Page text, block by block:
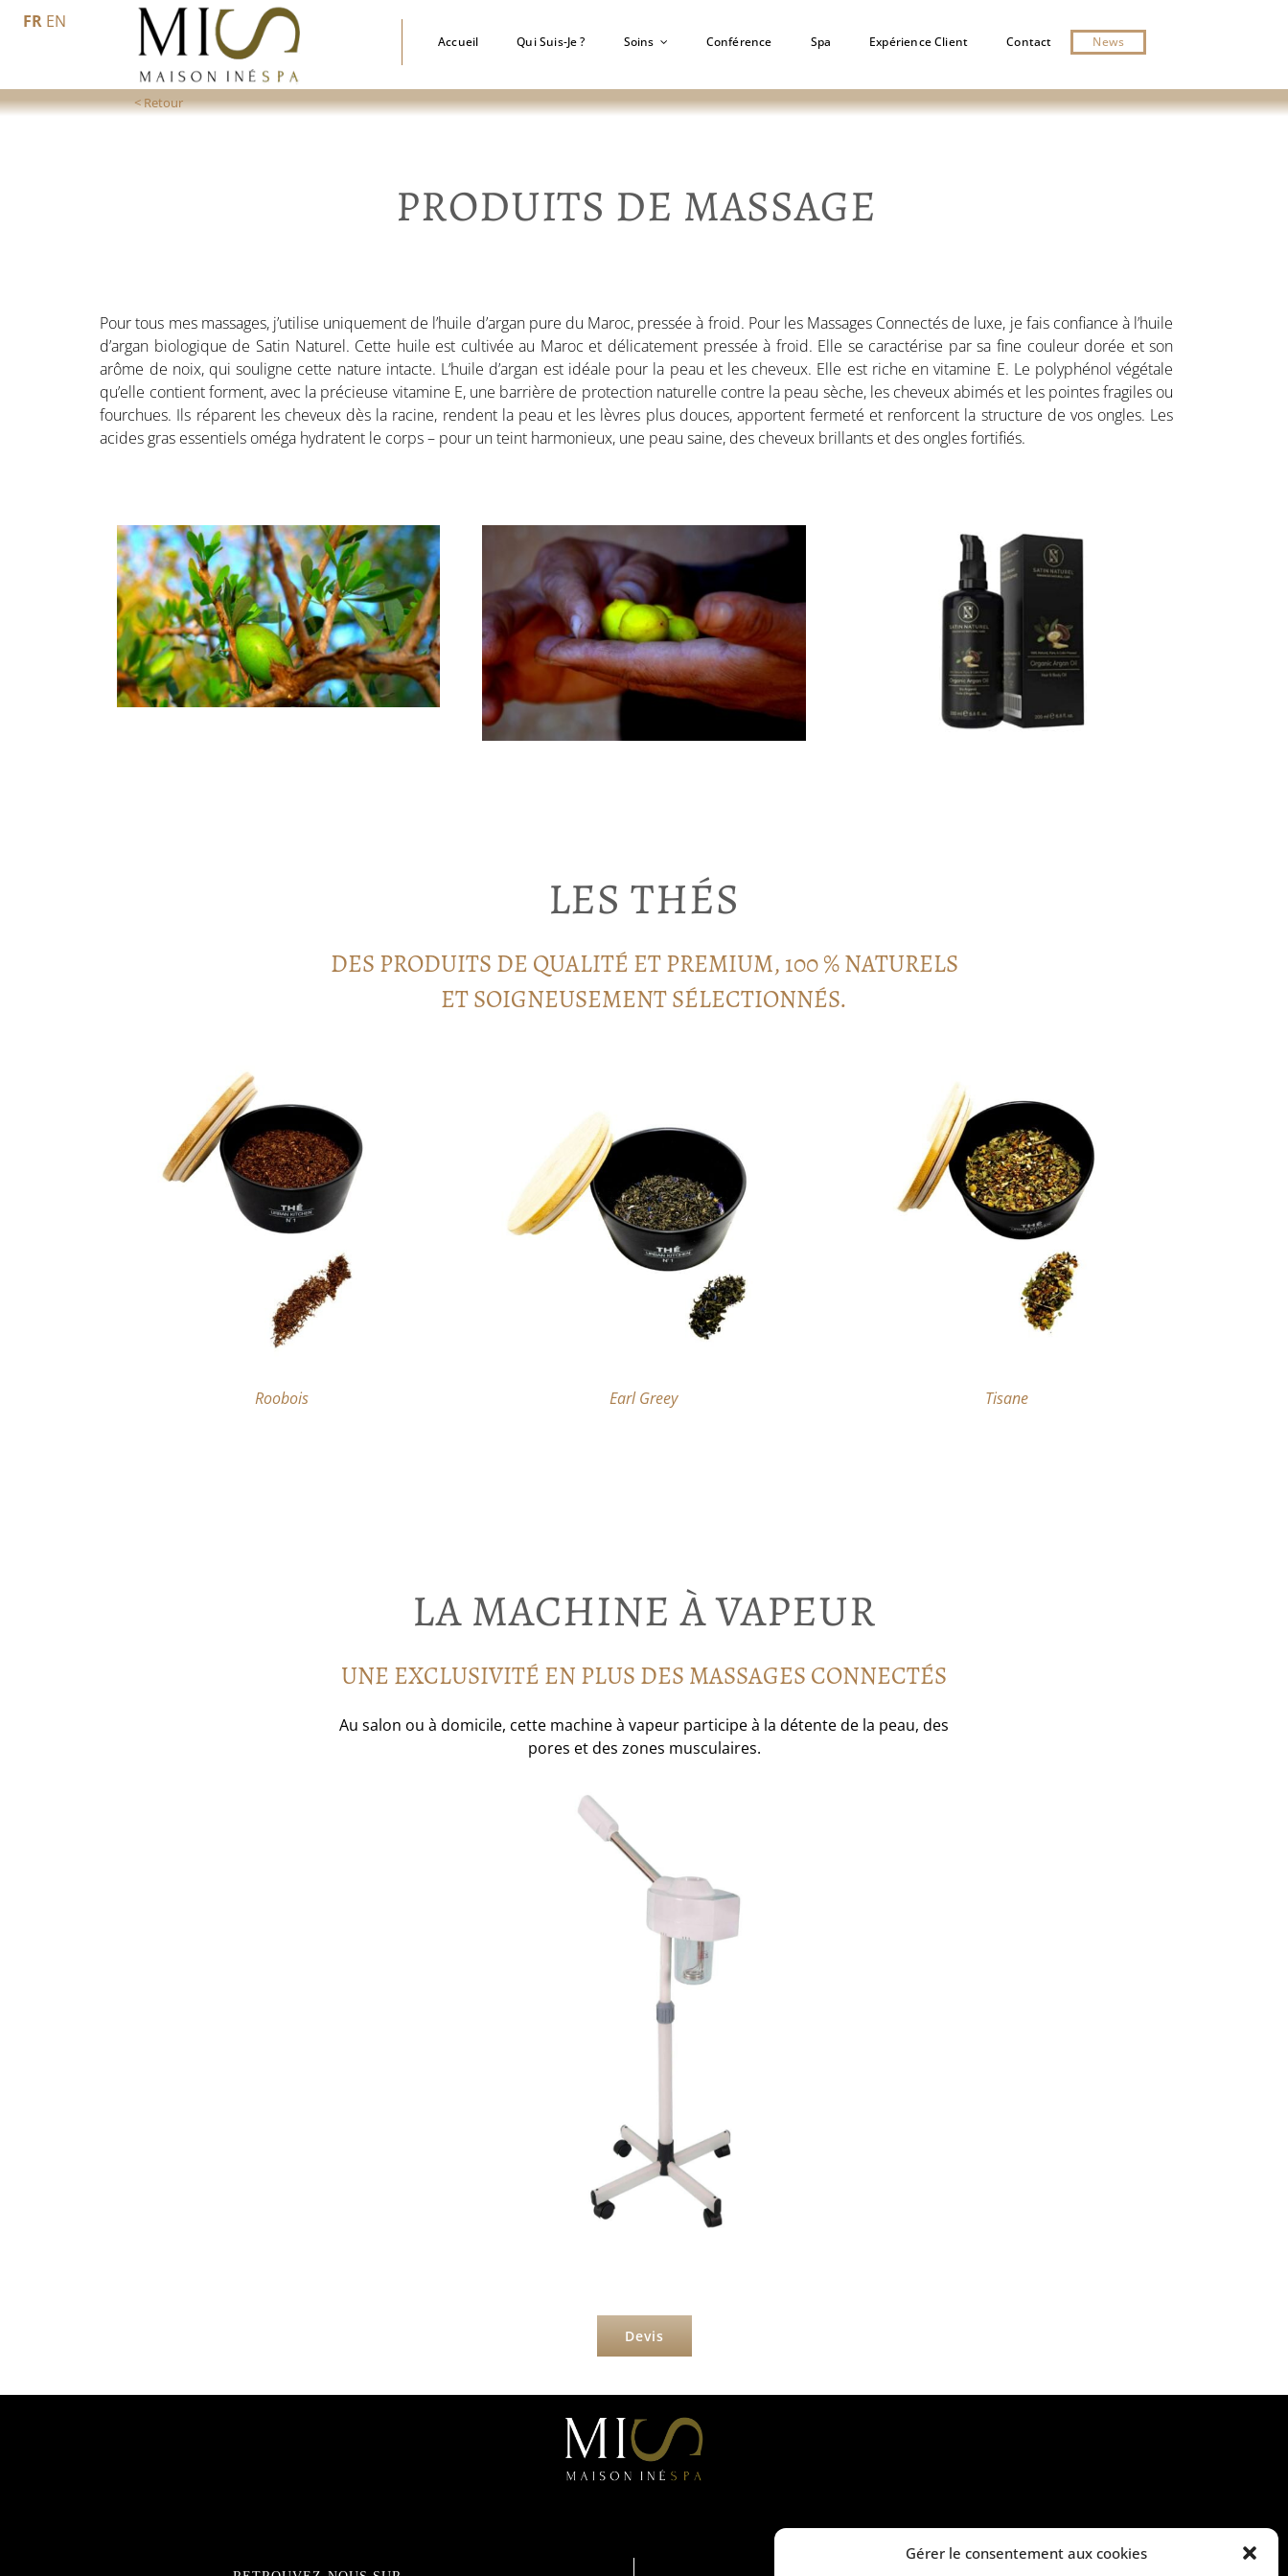
Gérer le consentement aux cookies
Passer
FR EN
Accueil Qui Suis-Je ? Soins Conférence Spa Expérience Client Contact News
PRODUITS DE MASSAGE
Pour tous mes massages, j’utilise uniquement de l’huile d’argan pure du Maroc, pressée à froid. Pour les Massages Connectés de luxe, je fais confiance à l’huile
d’argan biologique de Satin Naturel. Cette huile est cultivée au Maroc et délicatement pressée à froid. Elle se caractérise par sa fine couleur dorée et son
arôme de noix, qui souligne cette nature intacte. L’huile d’argan est idéale pour la peau et les cheveux. Elle est riche en vitamine E. Le polyphénol végétale
qu’elle contient forment, avec la précieuse vitamine E, une barrière de protection naturelle contre la peau sèche, les cheveux abimés et les pointes fragiles ou
fourchues. Ils réparent les cheveux dès la racine, rendent la peau et les lèvres plus douces, apportent fermeté et renforcent la structure de vos ongles. Les
acides gras essentiels oméga hydratent le corps – pour un teint harmonieux, une peau saine, des cheveux brillants et des ongles fortifiés.
LES THÉS
DES PRODUITS DE QUALITÉ ET PREMIUM, 100 % NATURELS
ET SOIGNEUSEMENT SÉLECTIONNÉS.
Roobois Earl Greey Tisane
LA MACHINE À VAPEUR
UNE EXCLUSIVITÉ EN PLUS DES MASSAGES CONNECTÉS
Au salon ou à domicile, cette machine à vapeur participe à la détente de la peau, des
pores et des zones musculaires.
Devis